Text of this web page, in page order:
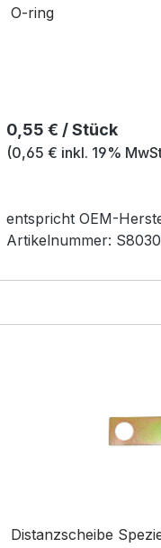
O-ring
Regulärer Preis:
0,55 € / Stück
(0,65 € inkl. 19%
entspricht OEM-
Artikelnummer:
Distanzscheibe